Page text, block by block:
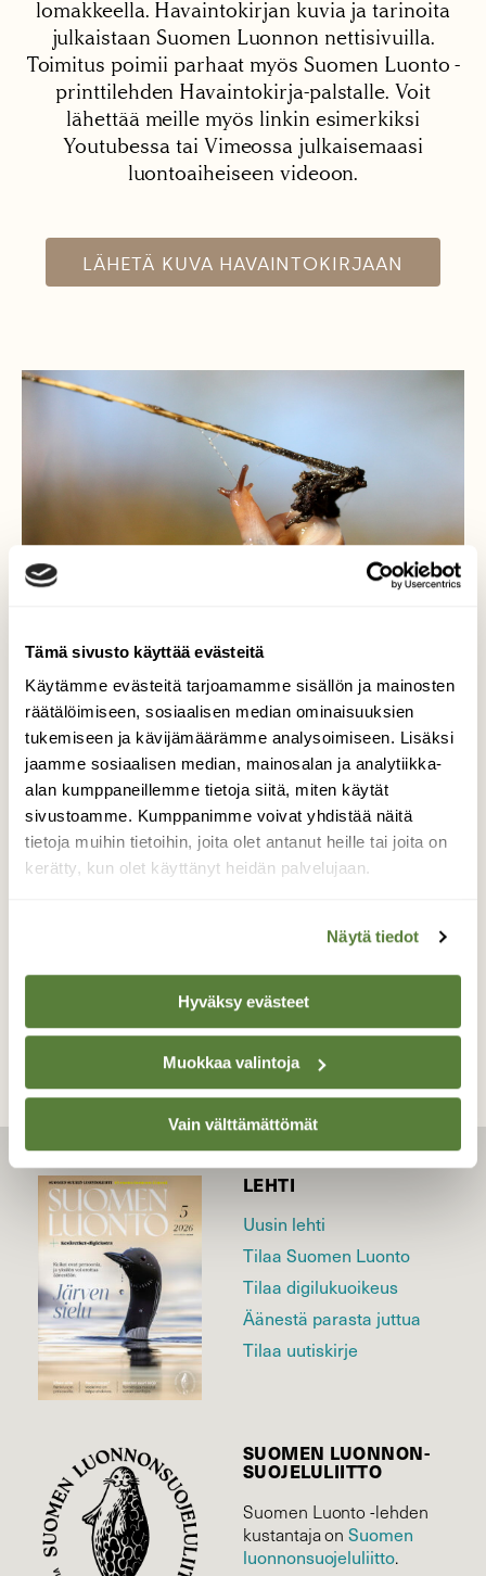
Tämä sivusto käyttää evästeitä
Käytämme evästeitä tarjoamamme sisällön ja mainosten
räätälöimiseen, sosiaalisen median ominaisuuksien
tukemiseen ja kävijämäärämme analysoimiseen. Lisäksi
jaamme sosiaalisen median, mainosalan ja analytiikka-
alan kumppaneillemme tietoja siitä, miten käytät
sivustoamme. Kumppanimme voivat yhdistää näitä
tietoja muihin tietoihin, joita olet antanut heille tai joita on
kerätty, kun olet käyttänyt heidän palvelujaan.
Näytä tiedot
Hyväksy evästeet
Muokkaa valintoja
Vain välttämättömät
lomakkeella. Havaintokirjan kuvia ja tarinoita
julkaistaan Suomen Luonnon nettisivuilla.
Toimitus poimii parhaat myös Suomen Luonto -
printtilehden Havaintokirja-palstalle. Voit
lähettää meille myös linkin esimerkiksi
Youtubessa tai Vimeossa julkaisemaasi
luontoaiheiseen videoon.
LÄHETÄ KUVA HAVAINTOKIRJAAN
Etana
Elokuun viimeisiä akrobaattitemppuja
etanalla.
TAKAISIN LISTAAN
LEHTI
Uusin lehti
Tilaa Suomen Luonto
Tilaa digilukuoikeus
Äänestä parasta juttua
Tilaa uutiskirje
SUOMEN LUONNON­
SUOJELU­LIITTO
Suomen Luonto -lehden
kustantaja onSuomen
luonnonsuojelu­liitto.